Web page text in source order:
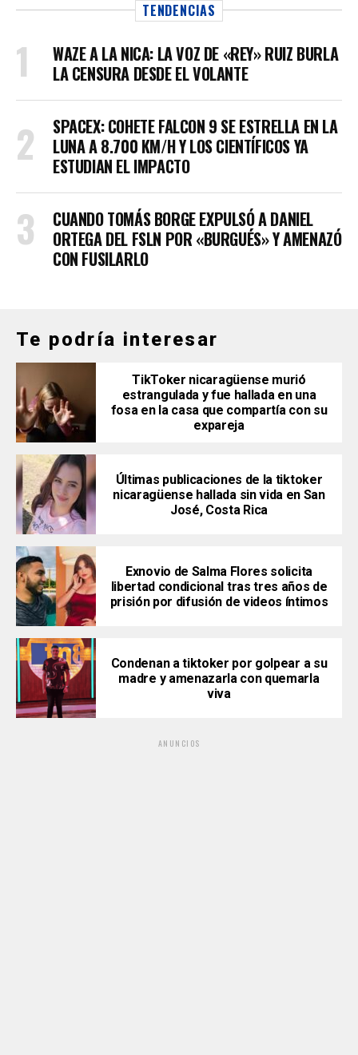
TENDENCIAS
WAZE A LA NICA: LA VOZ DE «REY» RUIZ BURLA
LA CENSURA DESDE EL VOLANTE
SPACEX: COHETE FALCON 9 SE ESTRELLA EN LA
LUNA A 8.700 KM/H Y LOS CIENTÍFICOS YA
ESTUDIAN EL IMPACTO
CUANDO TOMÁS BORGE EXPULSÓ A DANIEL
ORTEGA DEL FSLN POR «BURGUÉS» Y AMENAZÓ
CON FUSILARLO
Te podría interesar
TikToker nicaragüense murió
estrangulada y fue hallada en una
fosa en la casa que compartía con su
expareja
Últimas publicaciones de la tiktoker
nicaragüense hallada sin vida en San
José, Costa Rica
Exnovio de Salma Flores solicita
libertad condicional tras tres años de
prisión por difusión de videos íntimos
Condenan a tiktoker por golpear a su
madre y amenazarla con quemarla
viva
ANUNCIOS